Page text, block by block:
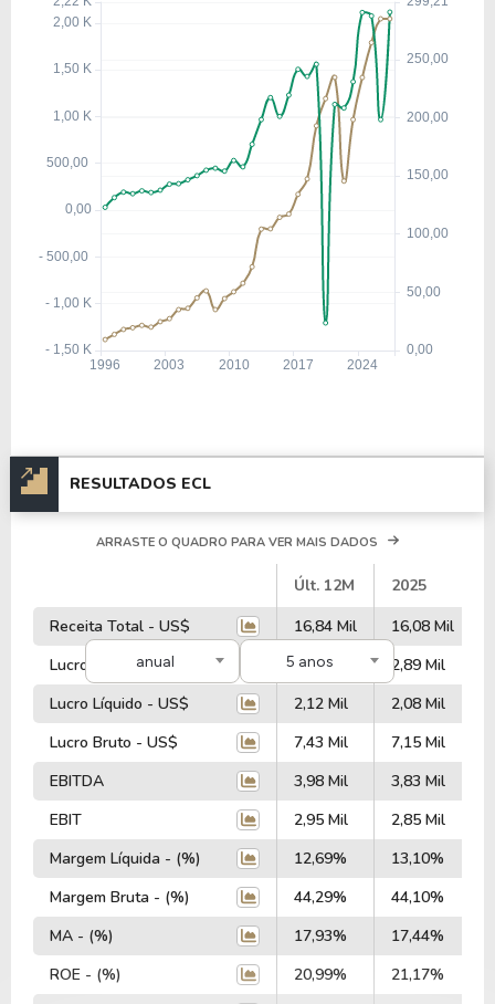
RESULTADOS ECL
anual 5 anos
ARRASTE O QUADRO PARA VER MAIS DADOS
Últ. 12M 2025
Receita Total - US$
16,84 Mil 16,08 Mil
Lucro Operacional - US$
3,05 Mil 2,89 Mil
Lucro Líquido - US$
2,12 Mil 2,08 Mil
Lucro Bruto - US$
7,43 Mil 7,15 Mil
EBITDA
3,98 Mil 3,83 Mil
EBIT
2,95 Mil 2,85 Mil
Margem Líquida - (%)
12,69% 13,10%
Margem Bruta - (%)
44,29% 44,10%
MA - (%)
17,93% 17,44%
ROE - (%)
20,99% 21,17%